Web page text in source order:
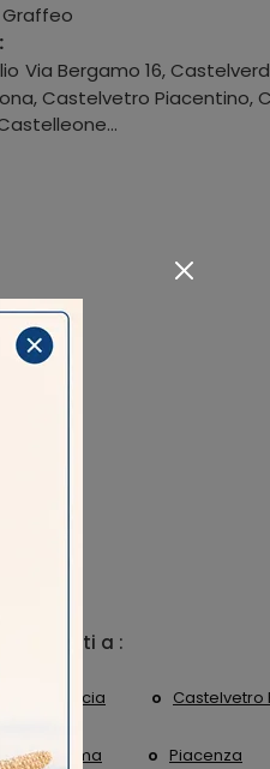
Via Bergamo 16,
Castelvetro Piacentino,
I più visti a :
Brescia Castelvetro
Crema Piacenza